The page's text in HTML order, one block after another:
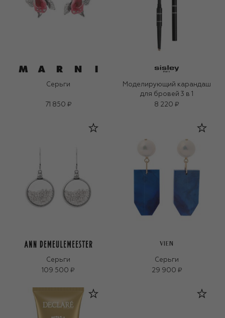
Серьги
71 850 ₽
Моделирующий карандаш
для бровей 3 в 1
8 220 ₽
Серьги
109 500 ₽
VIEN
Серьги
29 900 ₽